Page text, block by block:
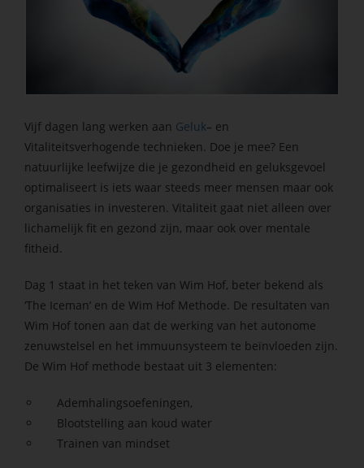
Vijf dagen lang werken aan Geluk– en
Vitaliteitsverhogende technieken. Doe je mee? Een
natuurlijke leefwijze die je gezondheid en geluksgevoel
optimaliseert is iets waar steeds meer mensen maar ook
organisaties in investeren. Vitaliteit gaat niet alleen over
lichamelijk fit en gezond zijn, maar ook over mentale
fitheid.
Dag 1 staat in het teken van Wim Hof, beter bekend als
‘The Iceman’ en de Wim Hof Methode. De resultaten van
Wim Hof tonen aan dat de werking van het autonome
zenuwstelsel en het immuunsysteem te beïnvloeden zijn.
De Wim Hof methode bestaat uit 3 elementen:
Ademhalingsoefeningen,
Blootstelling aan koud water
Trainen van mindset
te
over
van
op
gebruikt
te